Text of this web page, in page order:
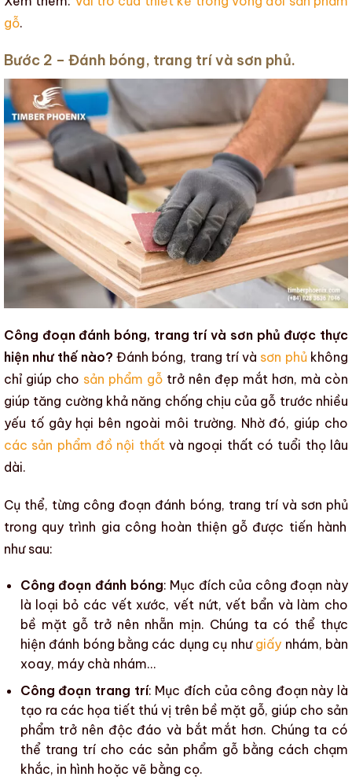
gỗ.
Bước 2 – Đánh bóng, trang trí và sơn phủ.
Công đoạn đánh bóng, trang trí và sơn phủ được thực
hiện như thế nào? Đánh bóng, trang trívà sơn phủkhông
chỉ giúp cho sản phẩm gỗ trở nên đẹp mắt hơn, mà còn
giúp tăng cường khả năng chống chịu của gỗ trước nhiều
yếu tố gây hại bên ngoài môi trường. Nhờ đó, giúp cho
các sản phẩm đồ nội thấtvà ngoại thấtcó tuổi thọlâu
dài.
Cụ thể, từng công đoạn đánh bóng, trang trívà sơn phủ
trong quy trình gia công hoàn thiện gỗ được tiến hành
như sau:
Công đoạn đánh bóng: Mục đích của công đoạn này
là loại bỏ các vết xước, vết nứt, vết bẩn và làm cho
bề mặt gỗtrở nên nhẵn mịn. Chúng ta có thể thực
hiện đánh bóng bằng các dụng cụ như giấy nhám, bàn
xoay, máy chà nhám…
Công đoạn trang trí: Mục đích của công đoạn này là
tạo ra các họa tiết thú vị trên bề mặt gỗ, giúp cho sản
phẩm trở nên độc đáo và bắt mắt hơn. Chúng ta có
thể trang trícho các sản phẩm gỗbằng cách chạm
khắc, in hình hoặc vẽ bằng cọ.